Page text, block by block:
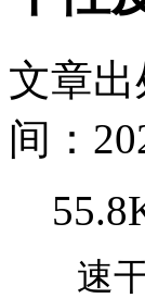
文章
间：
速干